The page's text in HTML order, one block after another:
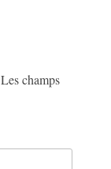
Les champs